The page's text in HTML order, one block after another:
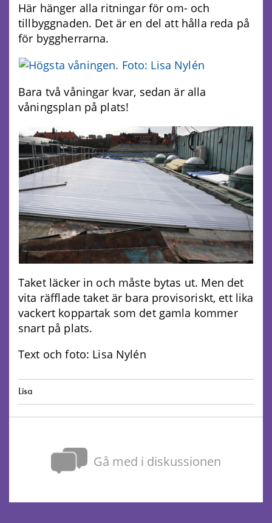
Här hänger alla ritningar för om- och
tillbyggnaden. Det är en del att hålla reda på
för byggherrarna.
Bara två våningar kvar, sedan är alla
våningsplan på plats!
Taket läcker in och måste bytas ut. Men det
vita räfflade taket är bara provisoriskt, ett lika
vackert koppartak som det gamla kommer
snart på plats.
Text och foto: Lisa Nylén
Lisa
Gå med i diskussionen